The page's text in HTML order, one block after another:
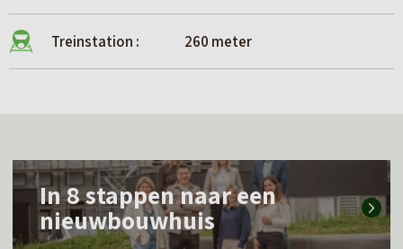
Treinstation : 260 meter
L
In 8 stappen naar een
nieuwbouwhuis